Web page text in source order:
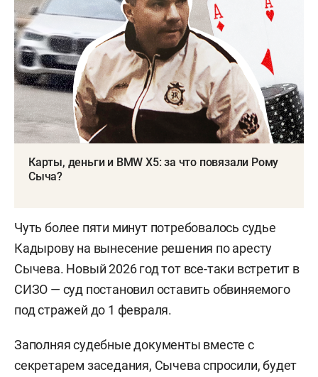
Карты, деньги и BMW X5: за что повязали Рому
Сыча?
Чуть более пяти минут потребовалось судье
Кадырову на вынесение решения по аресту
Сычева. Новый 2026 год тот все-таки встретит в
СИЗО — суд постановил оставить обвиняемого
под стражей до 1 февраля.
Заполняя судебные документы вместе с
секретарем заседания, Сычева спросили, будет